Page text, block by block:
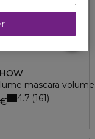
spectaculaires 24h*
mascara
4.7 161